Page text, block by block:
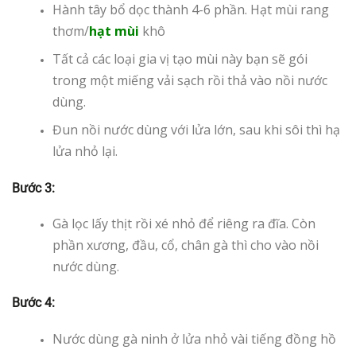
Hành tây bổ dọc thành 4-6 phần. Hạt mùi rang
thơm/hạt mùi khô
Tất cả các loại gia vị tạo mùi này bạn sẽ gói
trong một miếng vải sạch rồi thả vào nồi nước
dùng.
Đun nồi nước dùng với lửa lớn, sau khi sôi thì hạ
lửa nhỏ lại.
Bước 3:
Gà lọc lấy thịt rồi xé nhỏ để riêng ra đĩa. Còn
phần xương, đầu, cổ, chân gà thì cho vào nồi
nước dùng.
Bước 4:
Nước dùng gà ninh ở lửa nhỏ vài tiếng đồng hồ